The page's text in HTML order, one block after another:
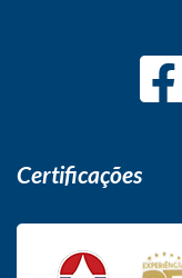
Certificações